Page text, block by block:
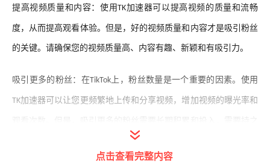
提高视频质量和内容：使用TK加速器可以提高视频的质量和流畅
度，从而提高观看体验。但是，好的视频质量和内容才是吸引粉丝
的关键。请确保您的视频质量高、内容有趣、新颖和有吸引力。
吸引更多的粉丝：在TikTok 上，粉丝数量是一个重要的因素。使用
TK加速器可以让您更频繁地上传和分享视频，增加视频的曝光率和
以恒地上传和分享优质内容，并与观众积极互动。
点击查看完整内容